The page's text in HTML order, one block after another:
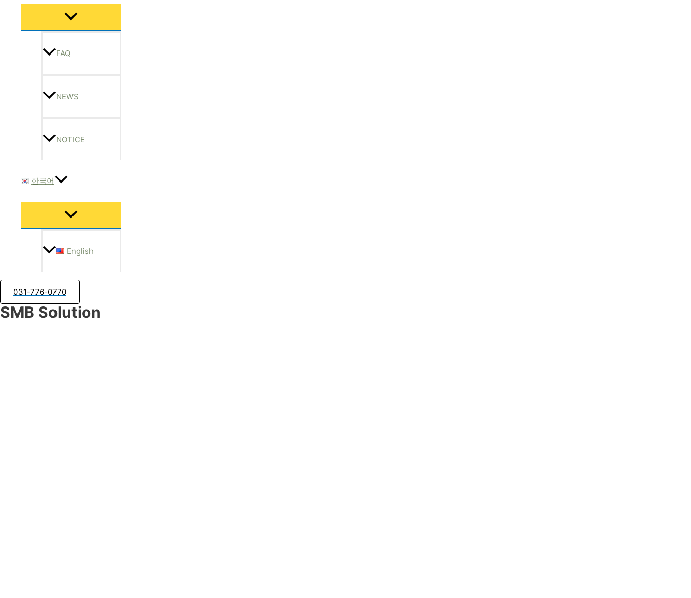
메
토
FAQ
NEWS
NOTICE
한국어
메
토
English
031-776-0770
SMB Solution